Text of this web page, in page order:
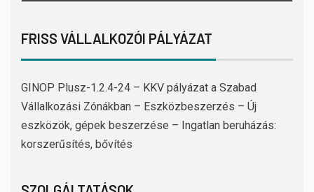
FRISS VÁLLALKOZÓI PÁLYÁZAT
GINOP Plusz-1.2.4-24 – KKV pályázat a Szabad
Vállalkozási Zónákban – Eszközbeszerzés – Új
eszközök, gépek beszerzése – Ingatlan beruházás:
korszerűsítés, bővítés